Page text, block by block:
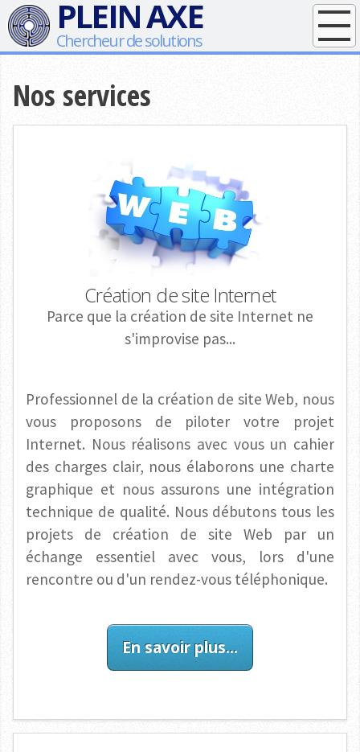
PLEIN AXE
Chercheur de solutions
Nos produits
Qui sommes-nous ?
Nos services
Création de site Internet
Parce que la création de site Internet ne
s'improvise pas...
Professionnel de la création de site Web, nous
vous proposons de piloter votre projet
Internet. Nous réalisons avec vous un cahier
des charges clair, nous élaborons une charte
graphique et nous assurons une intégration
technique de qualité. Nous débutons tous les
projets de création de site Web par un
échange essentiel avec vous, lors d'une
rencontre ou d'un rendez-vous téléphonique.
En savoir plus...